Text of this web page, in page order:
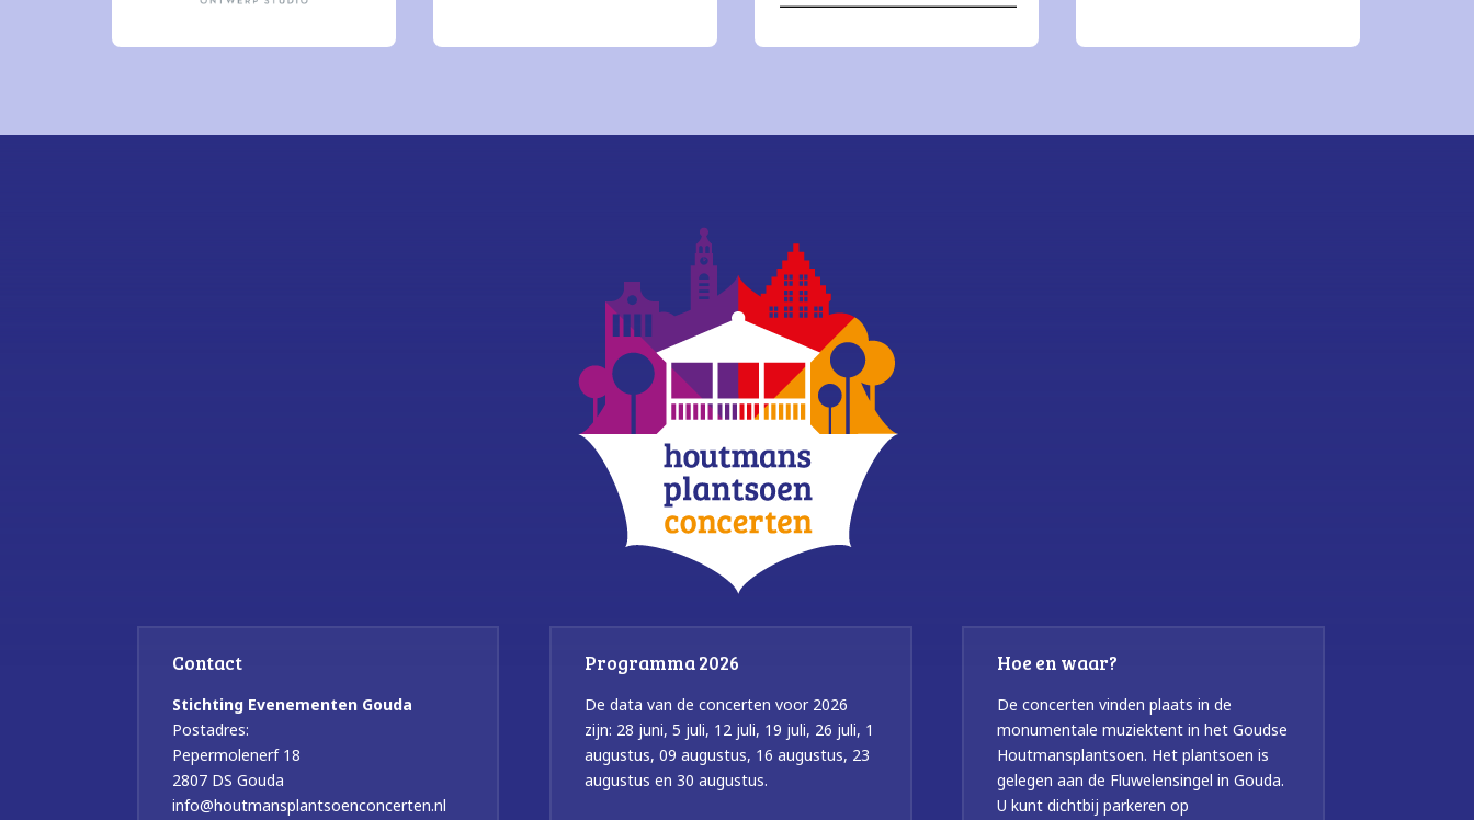
Contact
Stichting Evenementen Gouda
Postadres:
Pepermolenerf 18
2807 DS Gouda
info@houtmansplantsoenconcerten.nl
Programma 2026
De data van de concerten voor 2026
zijn: 28 juni, 5 juli, 12 juli, 19 juli, 26 juli, 1
augustus, 09 augustus, 16 augustus, 23
augustus en 30 augustus.
Hoe en waar?
De concerten vinden plaats in de
monumentale muziektent in het Goudse
Houtmansplantsoen. Het plantsoen is
gelegen aan de Fluwelensingel in Gouda.
U kunt dichtbij parkeren op